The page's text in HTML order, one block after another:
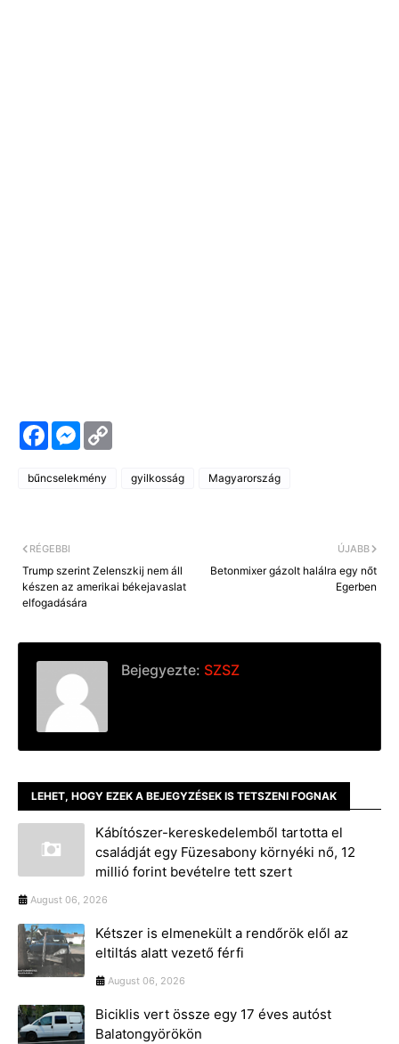
F
a
e
b
M
e
s
e
bűncselekmény gyilkosság Magyarország
ÚJABB
Betonmixer gázolt halálra egy nőt
Egerben
RÉGEBBI
Trump szerint Zelenszkij nem áll
készen az amerikai békejavaslat
elfogadására
Bejegyezte: SZSZ
LEHET, HOGY EZEK A BEJEGYZÉSEK IS TETSZENI FOGNAK
Kábítószer-kereskedelemből tartotta el
családját egy Füzesabony környéki nő, 12
millió forint bevételre tett szert
August 06, 2026
Kétszer is elmenekült a rendőrök elől az
eltiltás alatt vezető férfi
August 06, 2026
Biciklis vert össze egy 17 éves autóst
Balatongyörökön